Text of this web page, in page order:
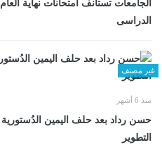
الجامعات تستأنف امتحانات نهاية
الدراسى
غير مصنف
منذ 6 أشهر
حسن رداد بعد حلف اليمين الدُستورية
التطوير